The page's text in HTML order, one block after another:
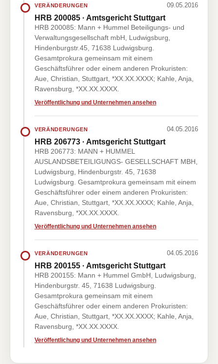
VERÄNDERUNGEN 09.05.2016
HRB 200085 · Amtsgericht Stuttgart
HRB 200085: Mann + Hummel Beteiligungs- und
Verwaltungsgesellschaft mbH, Ludwigsburg,
Hindenburgstr.45, 71638 Ludwigsburg.
Gesamtprokura gemeinsam mit einem
Geschäftsführer oder einem anderen Prokuristen:
Aue, Christian, Stuttgart, *XX.XX.XXXX; Kahle, Anja,
Ravensburg, *XX.XX.XXXX.
Veröffentlichung und Unternehmen ansehen
VERÄNDERUNGEN 04.05.2016
HRB 206773 · Amtsgericht Stuttgart
HRB 206773: MANN + HUMMEL
AUSLANDSBETEILIGUNGS- GESELLSCHAFT MBH,
Ludwigsburg, Hindenburgstr. 45, 71638
Ludwigsburg. Gesamtprokura gemeinsam mit einem
Geschäftsführer oder einem anderen Prokuristen:
Aue, Christian, Stuttgart, *XX.XX.XXXX; Kahle, Anja,
Ravensburg, *XX.XX.XXXX.
Veröffentlichung und Unternehmen ansehen
VERÄNDERUNGEN 04.05.2016
HRB 200155 · Amtsgericht Stuttgart
HRB 200155: Mann + Hummel GmbH, Ludwigsburg,
Hindenburgstr. 45, 71638 Ludwigsburg.
Gesamtprokura gemeinsam mit einem
Geschäftsführer oder einem anderen Prokuristen:
Aue, Christian, Stuttgart, *XX.XX.XXXX; Kahle, Anja,
Ravensburg, *XX.XX.XXXX.
Veröffentlichung und Unternehmen ansehen